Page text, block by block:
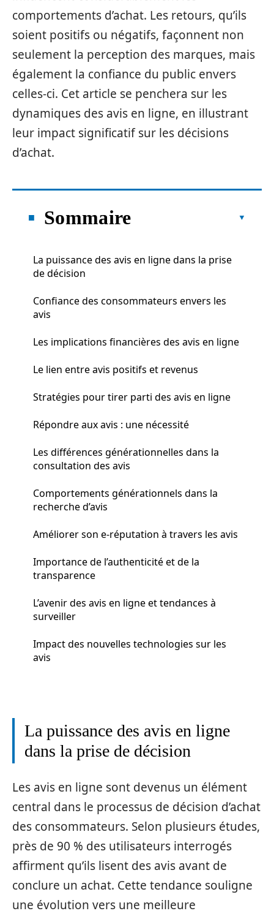
comportements d’achat. Les retours, qu’ils
soient positifs ou négatifs, façonnent non
seulement la perception des marques, mais
également la confiance du public envers
celles-ci. Cet article se penchera sur les
dynamiques des avis en ligne, en illustrant
leur impact significatif sur les décisions
d’achat.
Sommaire
La puissance des avis en ligne dans la prise
de décision
Confiance des consommateurs envers les
avis
Les implications financières des avis en ligne
Le lien entre avis positifs et revenus
Stratégies pour tirer parti des avis en ligne
Répondre aux avis : une nécessité
Les différences générationnelles dans la
consultation des avis
Comportements générationnels dans la
recherche d’avis
Améliorer son e-réputation à travers les avis
Importance de l’authenticité et de la
transparence
L’avenir des avis en ligne et tendances à
surveiller
Impact des nouvelles technologies sur les
avis
La puissance des avis en ligne
dans la prise de décision
Les avis en ligne sont devenus un élément
central dans le processus de décision d’achat
des consommateurs. Selon plusieurs études,
près de 90 % des utilisateurs interrogés
affirment qu’ils lisent des avis avant de
conclure un achat. Cette tendance souligne
une évolution vers une meilleure